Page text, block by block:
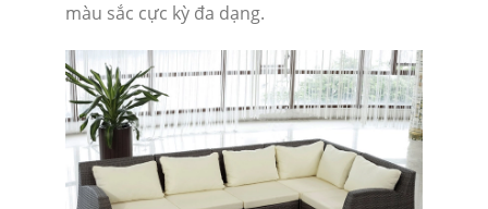
màu sắc cực kỳ đa dạng.